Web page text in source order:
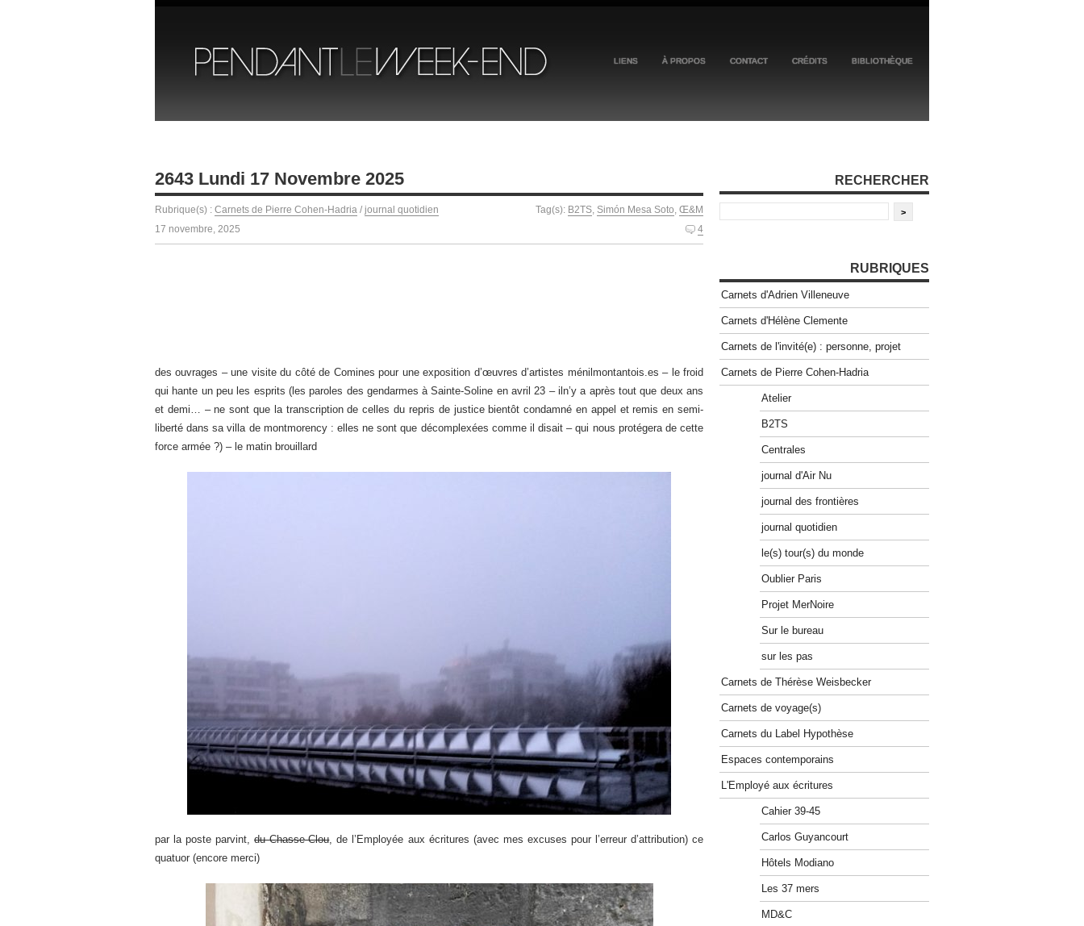
LIENS À PROPOS CONTACT CRÉDITS BIBLIOTHÈQUE
2643 Lundi 17 Novembre 2025
Rubrique(s) : Carnets de Pierre Cohen-Hadria / journal quotidien Tag(s): B2TS, Simón Mesa Soto, Œ&M
17 novembre, 2025
4
des ouvrages – une visite du côté de Comines pour une exposition d’œuvres d’artistes ménilmontantois.es – le froid
qui hante un peu les esprits (les paroles des gendarmes à Sainte-Soline en avril 23 – iln’y a après tout que deux ans
et demi… – ne sont que la transcription de celles du repris de justice bientôt condamné en appel et remis en semi-
liberté dans sa villa de montmorency : elles ne sont que décomplexées comme il disait – qui nous protégera de cette
force armée ?) – le matin brouillard
par la poste parvint,du Chasse-Clou, de l’Employée aux écritures (avec mes excuses pour l’erreur d’attribution) ce
quatuor (encore merci)
RECHERCHER
RUBRIQUES
Carnets d'Adrien Villeneuve
Carnets d'Hélène Clemente
Carnets de l'invité(e) : personne, projet
Carnets de Pierre Cohen-Hadria
Atelier
B2TS
Centrales
journal d'Air Nu
journal des frontières
journal quotidien
le(s) tour(s) du monde
Oublier Paris
Projet MerNoire
Sur le bureau
sur les pas
Carnets de Thérèse Weisbecker
Carnets de voyage(s)
Carnets du Label Hypothèse
Espaces contemporains
L'Employé aux écritures
Cahier 39-45
Carlos Guyancourt
Hôtels Modiano
Les 37 mers
MD&C